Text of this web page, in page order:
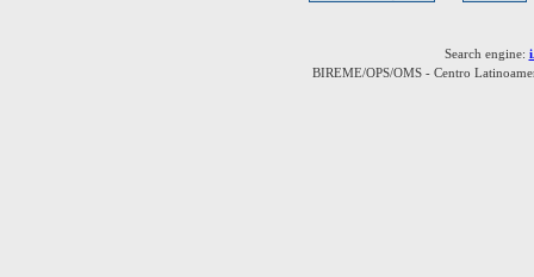
Search engine:
BIREME/OPS/OMS - Centro